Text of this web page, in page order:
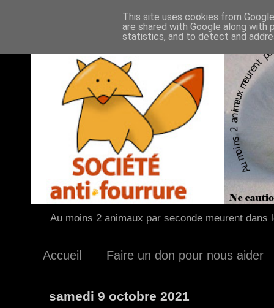
Au moins 2 animaux par seconde meurent
Accueil Faire un don pour nous aider
samedi 9 octobre 2021
This site uses cookies from
are shared with Google along
statistics, and to detect and